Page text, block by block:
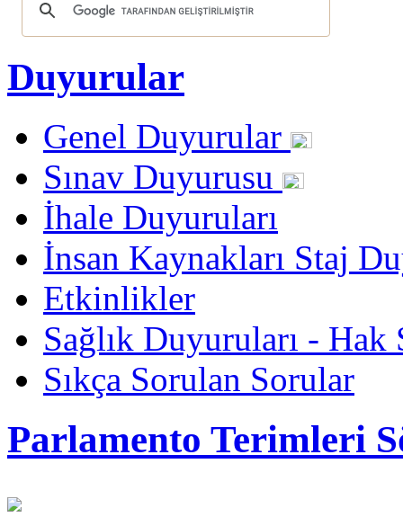
Duyurular
Genel Duyurular
Sınav Duyurusu
İhale Duyuruları
İnsan Kaynakları Staj
Etkinlikler
Sağlık Duyuruları -
Sıkça Sorulan Sorular
Parlamento Terimleri